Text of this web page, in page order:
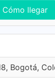
Cómo llegar
Bogotá,